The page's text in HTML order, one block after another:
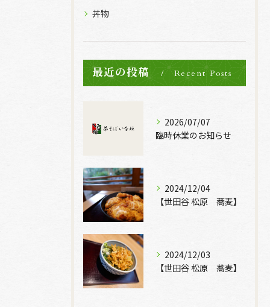
丼物
最近の投稿 Recent Posts
2026/07/07
臨時休業のお知らせ
2024/12/04
【世田谷 松原 蕎麦】
2024/12/03
【世田谷 松原 蕎麦】